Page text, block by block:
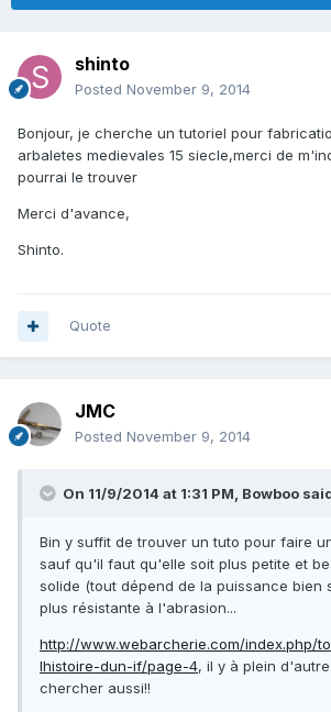
shinto
Posted November 9, 2014
Bonjour, je cherche un tutoriel pour
arbaletes medievales 15 siecle,merci de
pourrai le trouver
Merci d'avance,
Shinto.
Quote
JMC
Posted November 9, 2014
On 11/9/2014 at 1:31 PM, Bowboo
Bin y suffit de trouver un tuto pour faire
sauf qu'il faut qu'elle soit plus petite et
solide (tout dépend de la puissance bien
plus résistante à l'abrasion...
http://www.webarcherie.com/index.php/
lhistoire-dun-if/page-4, il y à plein
chercher aussi!!